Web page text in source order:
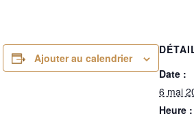
Ajouter au calendrier
Date :
6 mai
Heure :